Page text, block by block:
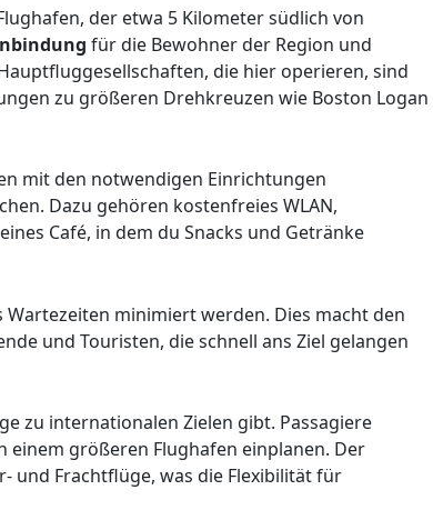
der etwa 5 Kilometer südlich von
für die Bewohner der Region und
die hier operieren, sind
zu größeren Drehkreuzen wie Boston Logan
mit den notwendigen Einrichtungen
Dazu gehören kostenfreies WLAN,
Café, in dem du Snacks und Getränke
minimiert werden. Dies macht den
und Touristen, die schnell ans Ziel gelangen
zu internationalen Zielen gibt. Passagiere
einem größeren Flughafen einplanen. Der
und Frachtflüge, was die Flexibilität für